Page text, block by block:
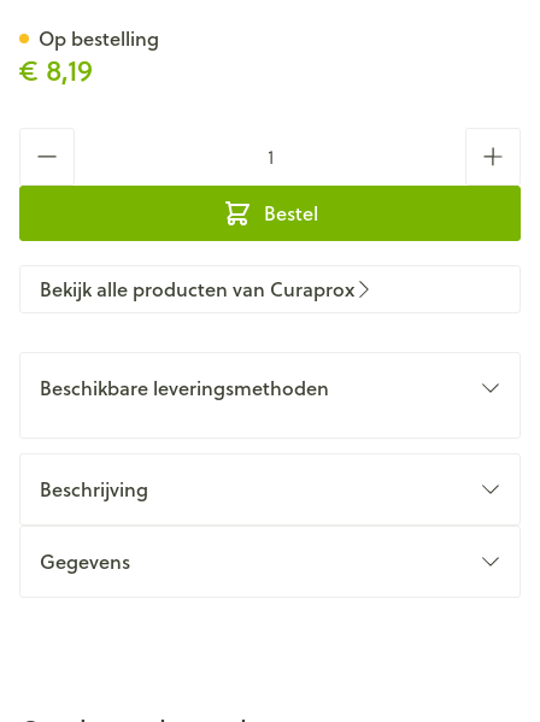
€ 8,19
Bestel
Op bestelling
Bekijk alle producten van Curaprox
Beschikbare leveringsmethoden
Beschrijving
Gegevens